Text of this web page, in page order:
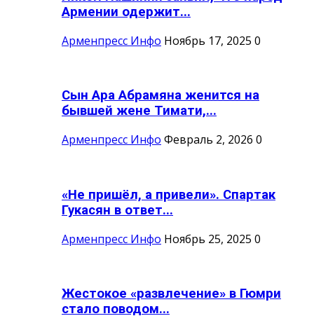
Армении одержит...
Арменпресс Инфо Ноябрь 17, 2025 0
Сын Ара Абрамяна женится на
бывшей жене Тимати,...
Арменпресс Инфо Февраль 2, 2026 0
«Не пришёл, а привели». Спартак
Гукасян в ответ...
Арменпресс Инфо Ноябрь 25, 2025 0
Жестокое «развлечение» в Гюмри
стало поводом...